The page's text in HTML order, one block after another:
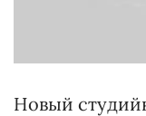
Новый